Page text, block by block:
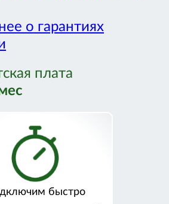
о гарантиях
плата
быстро